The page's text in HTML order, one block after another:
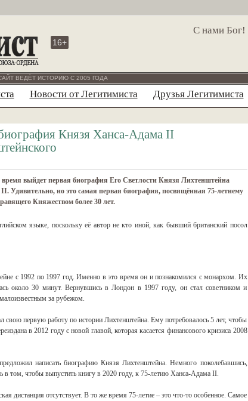
С нами Бог!
16+
ВЕДЁТ ИСТОРИЮ С 2005 ГОДА
Новости от Легитимиста Друзья Легитимиста
Князя Ханса-Адама II
выйдет первая биография Его Светлости Князя Лихтенштейна
Удивительно, но это самая первая биография, посвящённая 75-летнему
Княжеством более 30 лет.
языке, поскольку её автор не кто иной, как бывший британский посол
с 1992 по 1997 год. Именно в это время он и познакомился с монархом. Их
около 30 минут. Вернувшись в Лондон в 1997 году, он стал советником и
за рубежом.
свою первую работу по истории Лихтенштейна. Ему потребовалось 5 лет, чтобы
в 2012 году с новой главой, которая касается финансового кризиса 2008
написать биографию Князя Лихтенштейна. Немного поколебавшись,
в том, чтобы выпустить книгу в 2020 году, к 75-летию Ханса-Адама II.
дистанция отсутствует. В то же время 75-летие – это что-то особенное. Самое